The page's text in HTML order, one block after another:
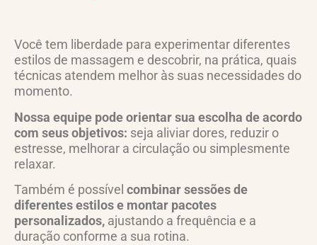
Você tem liberdade para experimentar diferentes
estilos de massagem e descobrir, na prática, quais
técnicas atendem melhor às suas necessidades do
momento.
Nossa equipe pode orientar sua escolha de acordo
com seus objetivos: seja aliviar dores, reduzir o
estresse, melhorar a circulação ou simplesmente
relaxar.
Também é possível combinar sessões de
diferentes estilos e montar pacotes
personalizados, ajustando a frequência e a
duração conforme a sua rotina.